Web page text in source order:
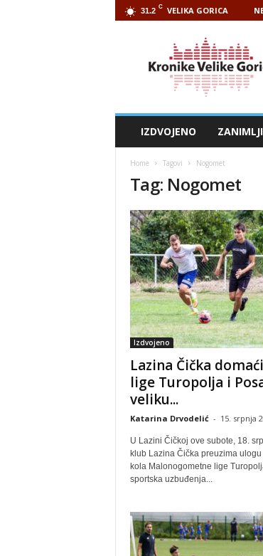
31.2 C VELIKA GORICA
IZDVOJENO
Home Tagovi Nogomet
Tag: Nogomet
Izdvojeno
Lazina Čička
lige Turopolja i
veliku...
Katarina Drvodelić - 15. srpnja
U Lazini Čičkoj ove subote, 18.
klub Lazina Čička preuzima
kola Malonogometne lige
sportska uzbuđenja...